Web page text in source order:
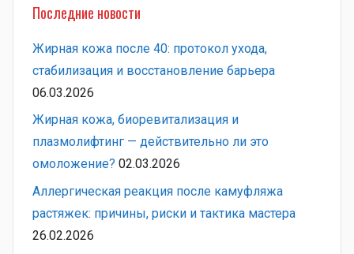
Последние новости
Жирная кожа после 40: протокол ухода,
стабилизация и восстановление барьера
06.03.2026
Жирная кожа, биоревитализация и
плазмолифтинг — действительно ли это
омоложение? 02.03.2026
Аллергическая реакция после камуфляжа
растяжек: причины, риски и тактика мастера
26.02.2026